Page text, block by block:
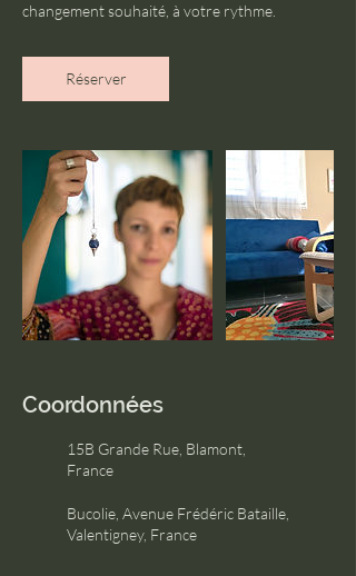
changement souhaité, à votre rythme.
Réserver
Coordonnées
15B Grande Rue, Blamont,
France
Bucolie, Avenue Frédéric Bataille,
Valentigney, France